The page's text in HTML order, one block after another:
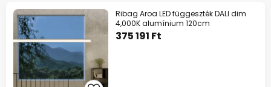
Ribag Aroa LED függeszték DALI dim
4,000K alumínium 120cm
375 191 Ft